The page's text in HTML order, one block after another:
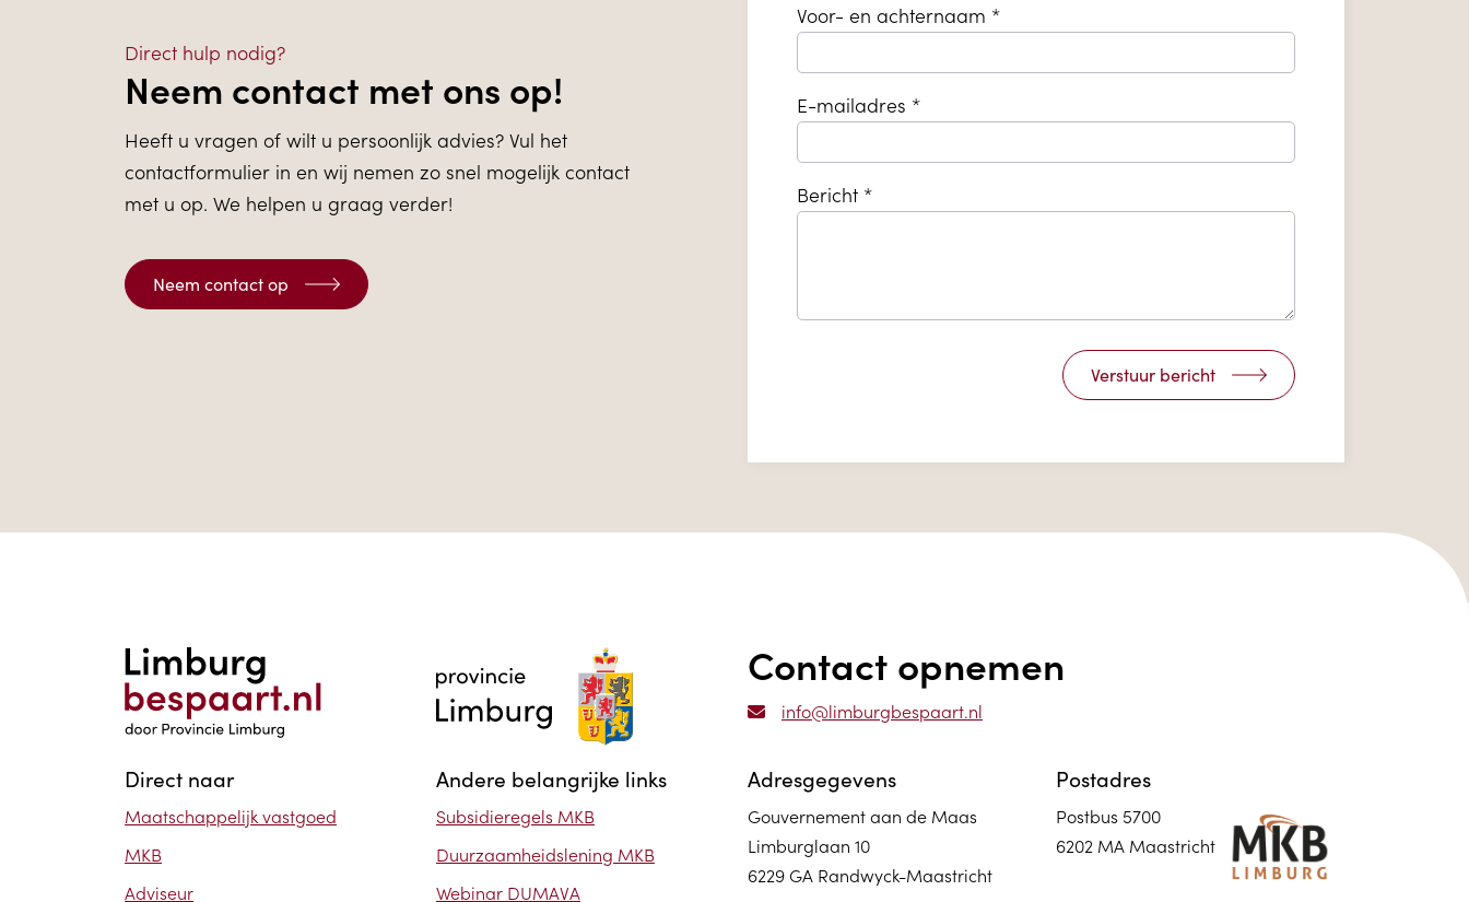
Direct hulp nodig?
Neem contact met ons op!
Heeft u vragen of wilt u persoonlijk advies? Vul het
contactformulier in en wij nemen zo snel mogelijk contact
met u op. We helpen u graag verder!
Neem contact op
Voor- en achternaam *
E-mailadres *
Bericht *
Verstuur bericht
Contact opnemen
info@limburgbespaart.nl
Direct naar
Maatschappelijk vastgoed
MKB
Adviseur
Andere belangrijke links
Subsidieregels MKB
Duurzaamheidslening MKB
Webinar DUMAVA
Adresgegevens
Gouvernement aan de Maas
Limburglaan 10
6229 GA Randwyck-Maastricht
Postadres
Postbus 5700
6202 MA Maastricht